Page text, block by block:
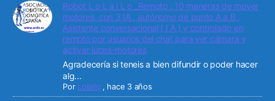
Robot L o L a i L o _Remoto : 10 maneras de mover
motores. con 3 IA , autónomo de punto A a B ,
Asistente conversacional ( I A ) y controlado en
remoto por usuarios del chat para ver cámara y
activar luces-motores
Agradecería si teneis a bien difundir o poder hacer
alg...
Por Lolailo , hace 3 años